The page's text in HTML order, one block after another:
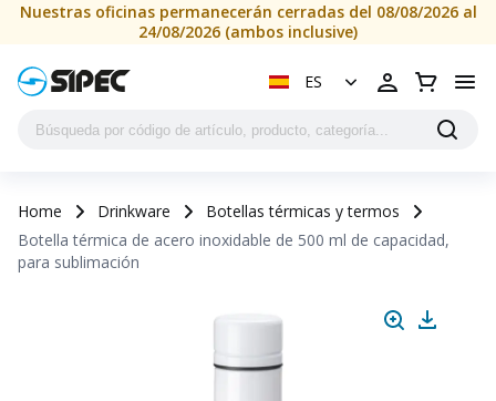
Nuestras oficinas permanecerán cerradas del 08/08/2026 al
24/08/2026 (ambos inclusive)
ES
Home Drinkware
Botellas térmicas y termos
Botella térmica de acero inoxidable de 500 ml de capacidad,
para sublimación